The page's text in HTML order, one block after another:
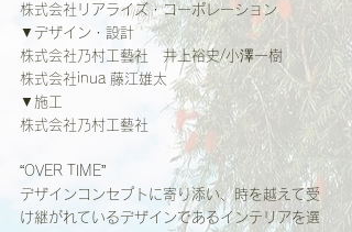
株式会社リアライズ・コーポレーション
▼デザイン・設計
株式会社乃村工藝社　井上裕史/小澤一樹
株式会社inua 藤江雄太
▼施工
株式会社乃村工藝社
“OVER TIME”
デザインコンセプトに寄り添い、時を越えて受
け継がれているデザインであるインテリアを選